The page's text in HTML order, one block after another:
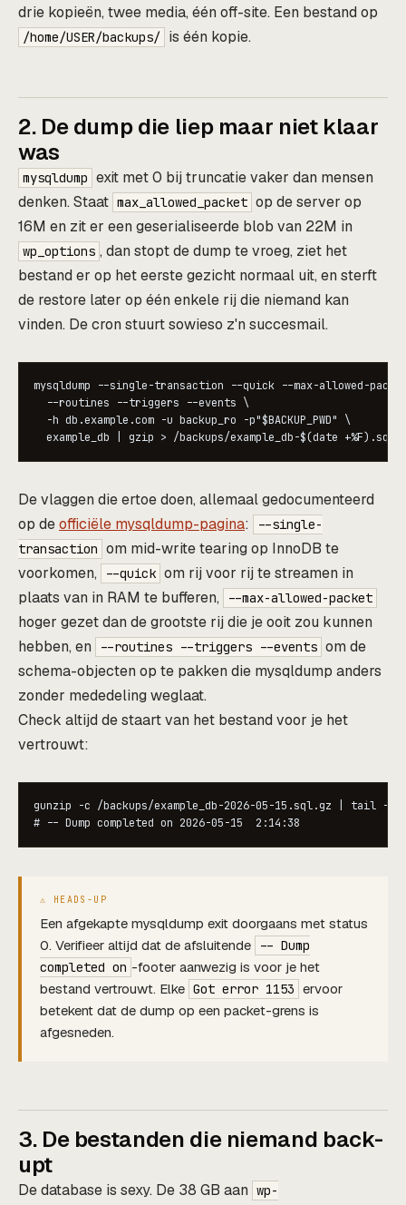
drie kopieën, twee media, één off-site. Een bestand op
/home/USER/backups/ is één kopie.
2. De dump die liep maar niet klaar
was
mysqldump exit met 0 bij truncatie vaker dan mensen
denken. Staat max_allowed_packet op de server op
16M en zit er een geserialiseerde blob van 22M in
wp_options , dan stopt de dump te vroeg, ziet het
bestand er op het eerste gezicht normaal uit, en sterft
de restore later op één enkele rij die niemand kan
vinden. De cron stuurt sowieso z'n succesmail.
mysqldump --single-transaction --quick --max-allowed-
  --routines --triggers --events \
  -h db.example.com -u backup_ro -p"$BACKUP_PWD" \
example_db | gzip > /backups/example_db-$(date
De vlaggen die ertoe doen, allemaal gedocumenteerd
op deofficiële mysqldump-pagina:
--single-
transaction om mid-write tearing op InnoDB te
voorkomen,
--quick om rij voor rij te streamen in
plaats van in RAM te bufferen,
--max-allowed-packet
hoger gezet dan de grootste rij die je ooit zou kunnen
hebben, en
--routines --triggers --events om de
schema-objecten op te pakken die mysqldump anders
zonder mededeling weglaat.
Check altijd de staart van het bestand voor je het
vertrouwt:
gunzip -c /backups/example_db-2026-05-15.sql.gz | tail -1
# -- Dump completed on 2026-05-15  2:14:38
Een afgekapte mysqldump exit doorgaans met status
0. Verifieer altijd dat de afsluitende
-- Dump
completed on -footer aanwezig is voor je het
bestand vertrouwt. Elke Got error 1153 ervoor
betekent dat de dump op een packet-grens is
afgesneden.
3. De bestanden die niemand back-
upt
De database is sexy. De 38 GB aan wp-